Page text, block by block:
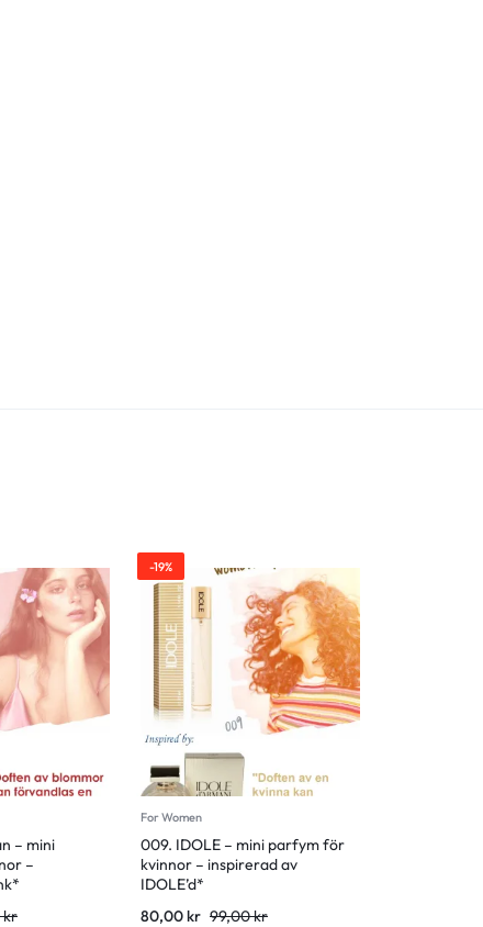
– mini
–
kr
-19%
For Women
009. IDOLE – mini parfym för
kvinnor – inspirerad av
IDOLE’d*
80,00kr 99,00kr